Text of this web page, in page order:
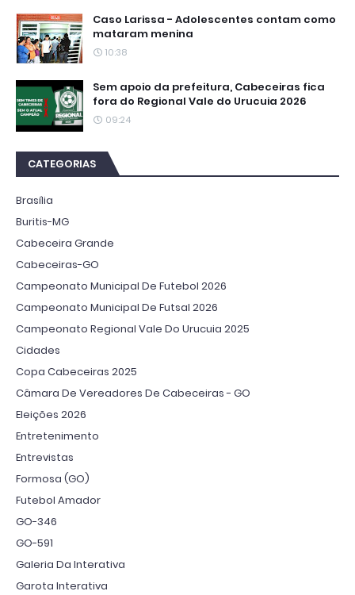
Caso Larissa - Adolescentes contam como
mataram menina
10:38
Sem apoio da prefeitura, Cabeceiras fica
fora do Regional Vale do Urucuia 2026
09:24
CATEGORIAS
Brasília
Buritis-MG
Cabeceira Grande
Cabeceiras-GO
Campeonato Municipal De Futebol 2026
Campeonato Municipal De Futsal 2026
Campeonato Regional Vale Do Urucuia 2025
Cidades
Copa Cabeceiras 2025
Câmara De Vereadores De Cabeceiras - GO
Eleições 2026
Entretenimento
Entrevistas
Formosa (GO)
Futebol Amador
GO-346
GO-591
Galeria Da Interativa
Garota Interativa